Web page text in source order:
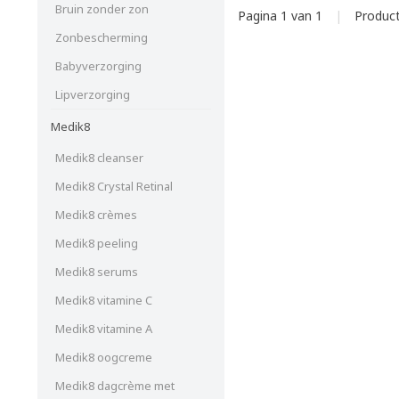
Bruin zonder zon
Zonbescherming
Babyverzorging
Lipverzorging
Medik8
Medik8 cleanser
Medik8 Crystal Retinal
Medik8 crèmes
Medik8 peeling
Medik8 serums
Medik8 vitamine C
Medik8 vitamine A
Medik8 oogcreme
Medik8 dagcrème met
Pagina 1 van 1 |